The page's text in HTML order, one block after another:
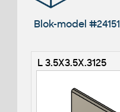
Blok-model #24151
L 3.5X3.5X.3125